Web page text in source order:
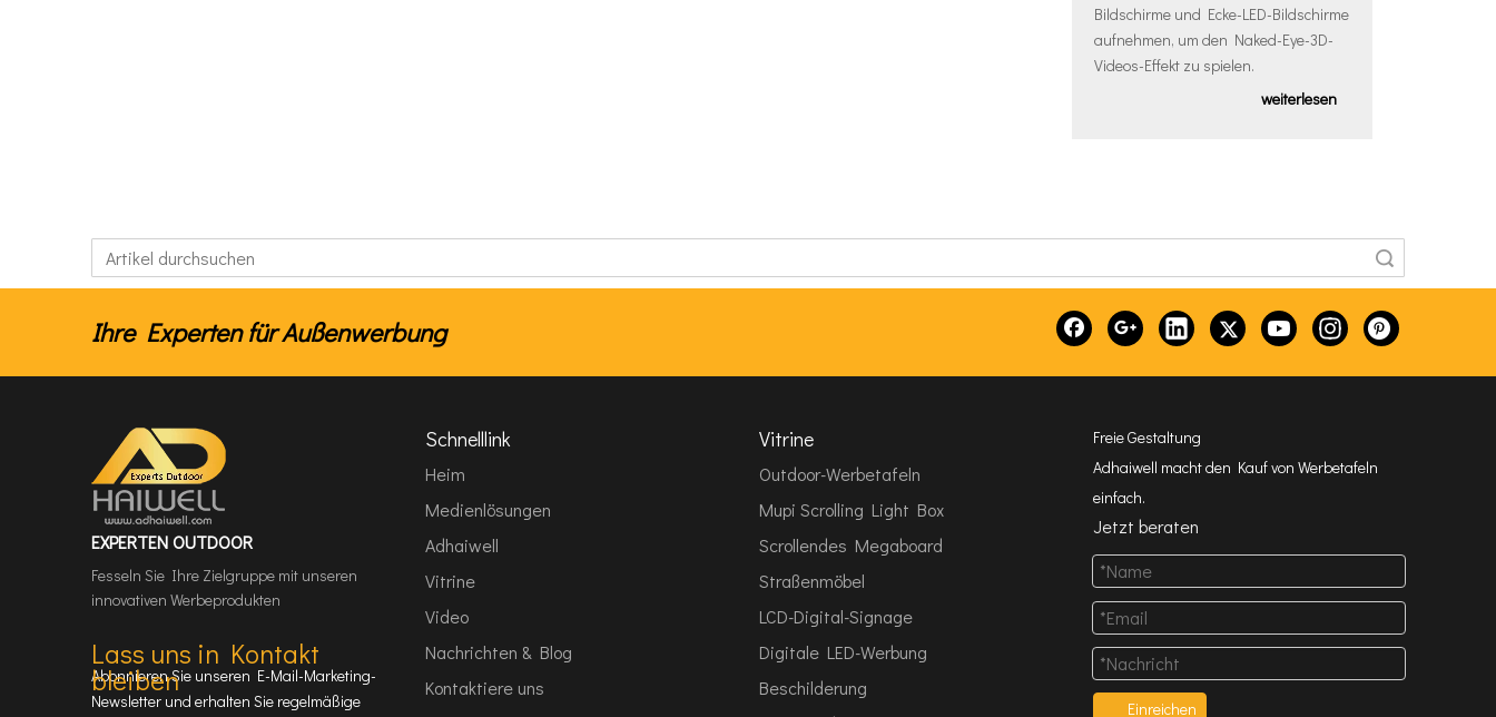
Bildschirme und Ecke-LED-Bildschirme
aufnehmen, um den Naked-Eye-3D-
Videos-Effekt zu spielen.
weiterlesen
Ihre Experten für Außenwerbung
EXPERTEN OUTDOOR
Fesseln Sie Ihre Zielgruppe mit unseren
innovativen Werbeprodukten
Lass uns in Kontakt
bleiben
Abonnieren Sie unseren E-Mail-Marketing-
Newsletter und erhalten Sie regelmäßige
Schnelllink
Heim
Medienlösungen
Adhaiwell
Vitrine
Video
Nachrichten & Blog
Kontaktiere uns
Vitrine
Outdoor-Werbetafeln
Mupi Scrolling Light Box
Scrollendes Megaboard
Straßenmöbel
LCD-Digital-Signage
Digitale LED-Werbung
Beschilderung
Freie Gestaltung
Adhaiwell macht den Kauf von Werbetafeln
einfach.
Jetzt beraten
Einreichen